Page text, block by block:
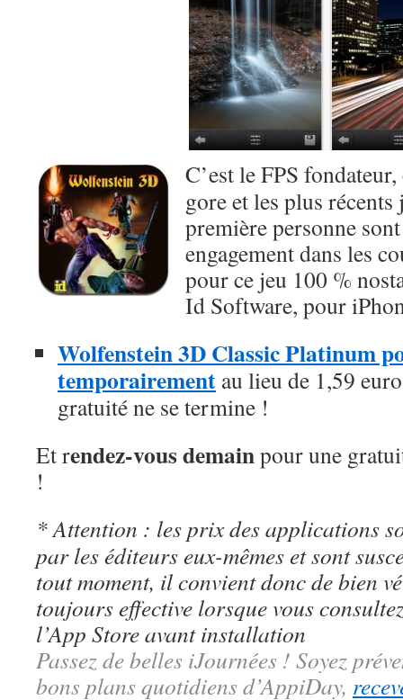
C’est le FPS
gore et les plus
première personne
engagement dans les
pour ce jeu 100 %
Id Software, pour
Wolfenstein 3D Classic Platinum
temporairement au lieu de 1,59
gratuité ne se termine !
Et rendez-vous demainpour une
!
* Attention : les prix des applications
par les éditeurs eux-mêmes et sont
tout moment, il convient donc de bien
toujours effective lorsque vous
l’App Store avant installation
Passez de belles iJournées ! Soyez
bons plans quotidiens d’AppiDay,